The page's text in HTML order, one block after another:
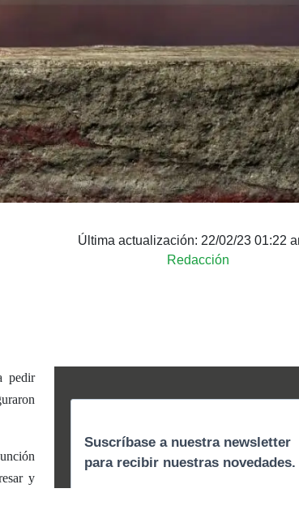
Última actualización: 22/02/23 01:22
Redacción
pedir
y